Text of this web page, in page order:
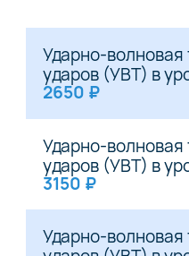
Ударно-
ударов (УВТ) в
2650 ₽
Ударно-
ударов (УВТ) в
3150 ₽
Ударно-